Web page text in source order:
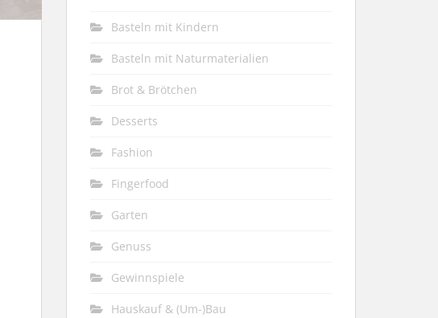
Basteln mit Kindern
Basteln mit Naturmaterialien
Brot & Brötchen
Desserts
Fashion
Fingerfood
Garten
Genuss
Gewinnspiele
Hauskauf & (Um-)Bau